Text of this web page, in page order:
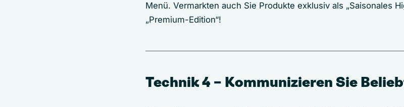
Menü. Vermarkten auch Sie Produkte exklusiv als „Saisonales
„Premium-Edition“!
Technik 4 – Kommunizieren Sie